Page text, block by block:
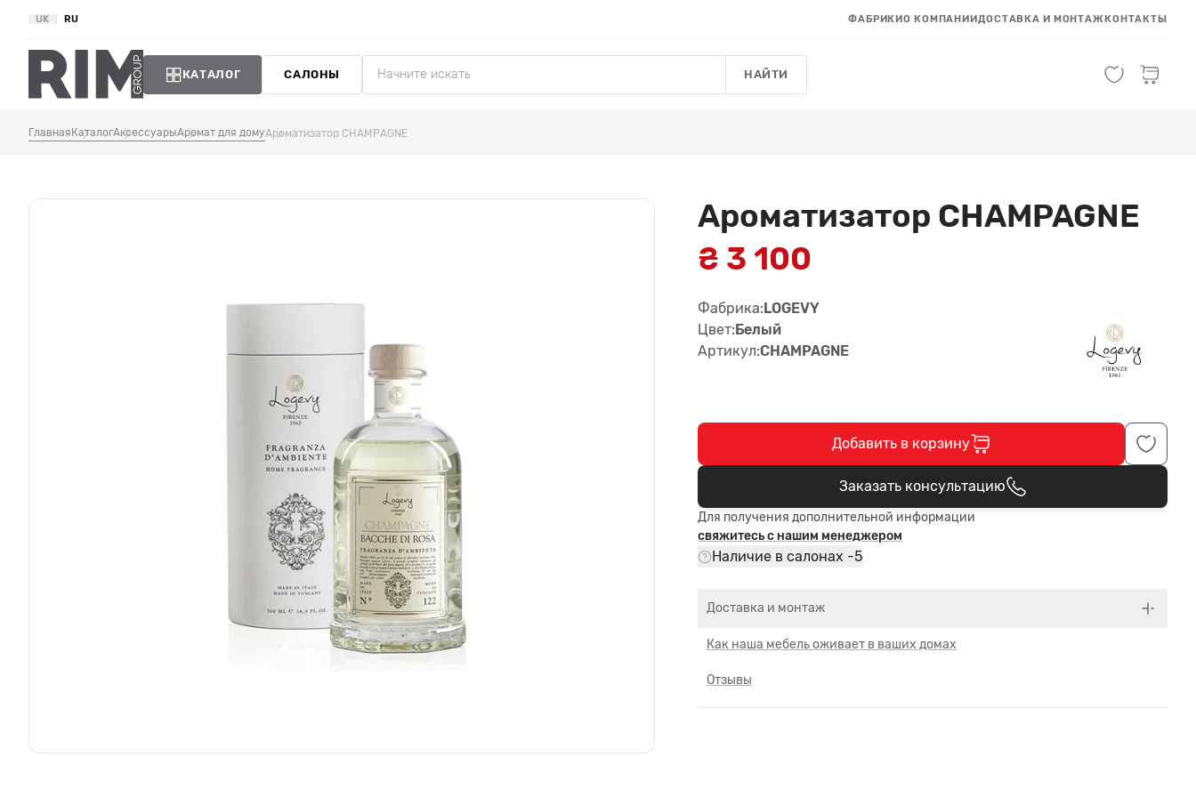
UK RU ФАБРИКИО КОМПАНИИДОСТАВКА И МОНТАЖКОНТАКТЫ
КАТАЛОГ САЛОНЫ НАЙТИ
Главная КаталогАксессуарыАромат для домуАроматизатор CHAMPAGNE
Ароматизатор CHAMPAGNE
₴ 3 100
Фабрика:LOGEVY
Цвет:Белый
Артикул:CHAMPAGNE
Добавить в корзину
В корзине
Заказать консультацию
Для получения дополнительной информации
свяжитесь с нашим менеджером
Наличие в салонах -5
Доставка и монтаж
Как наша мебель оживает в ваших домах
Отзывы